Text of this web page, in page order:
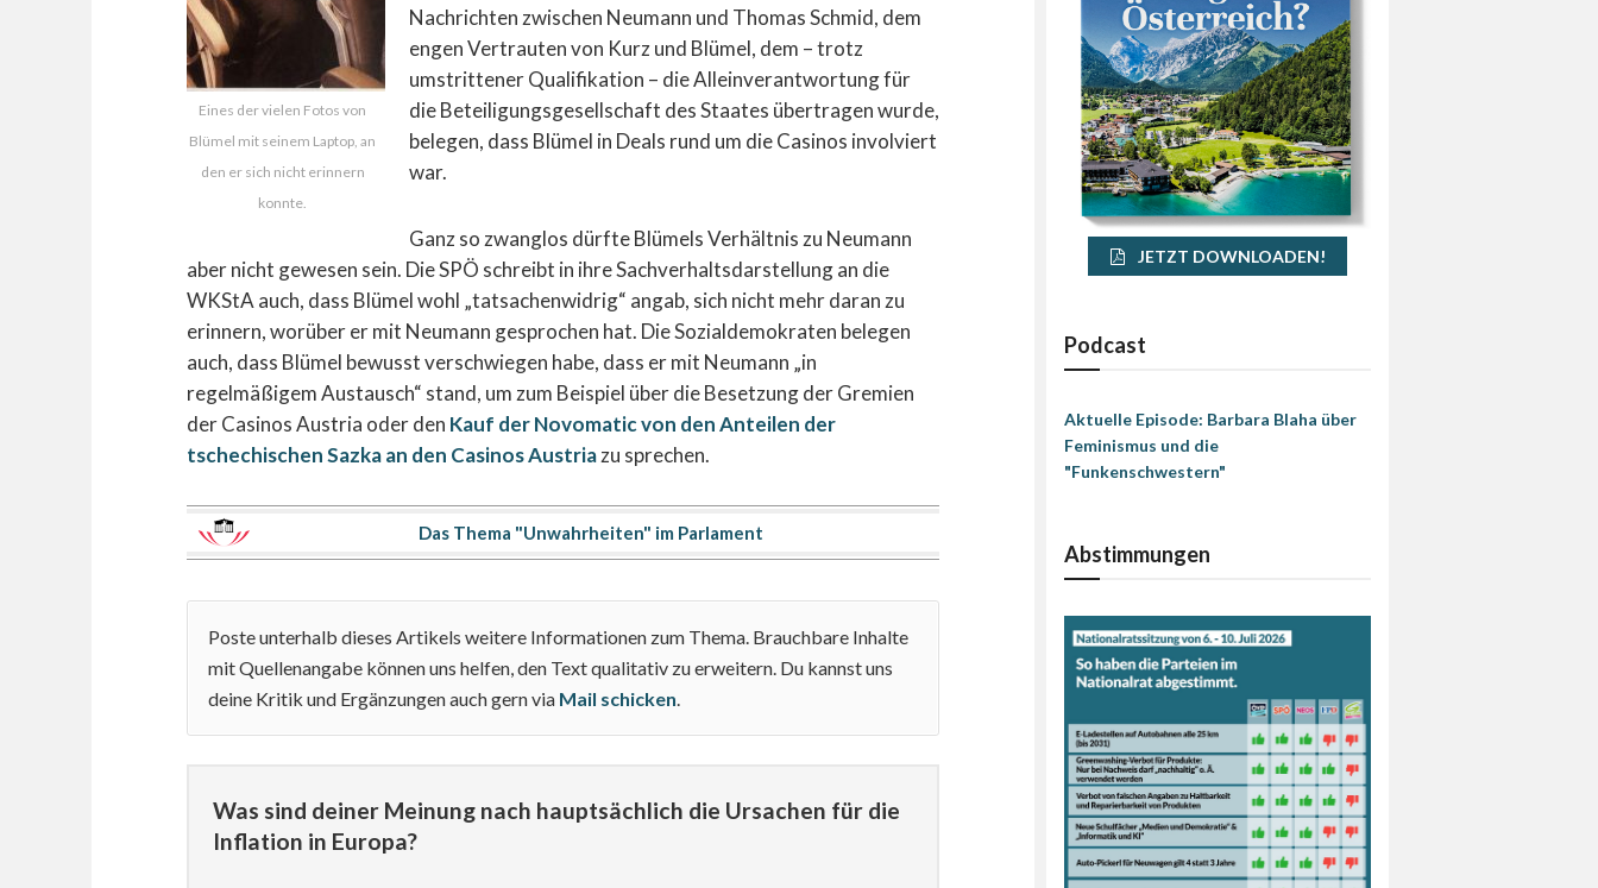
Eines der vielen Fotos von
Blümel mit seinem Laptop, an
den er sich nicht erinnern
konnte.
Nachrichten zwischen Neumann und Thomas Schmid, dem
engen Vertrauten von Kurz und Blümel, dem – trotz
umstrittener Qualifikation – die Alleinverantwortung für
die Beteiligungsgesellschaft des Staates übertragen wurde,
belegen, dass Blümel in Deals rund um die Casinos involviert
war.
Ganz so zwanglos dürfte Blümels Verhältnis zu Neumann
aber nicht gewesen sein. Die SPÖ schreibt in ihre Sachverhaltsdarstellung an die
WKStA auch, dass Blümel wohl „tatsachenwidrig“ angab, sich nicht mehr daran zu
erinnern, worüber er mit Neumann gesprochen hat. Die Sozialdemokraten belegen
auch, dass Blümel bewusst verschwiegen habe, dass er mit Neumann „in
regelmäßigem Austausch“ stand, um zum Beispiel über die Besetzung der Gremien
der Casinos Austria oder den Kauf der Novomatic von den Anteilen der
tschechischen Sazka an den Casinos Austriazu sprechen.
Das Thema "Unwahrheiten" im Parlament
Poste unterhalb dieses Artikels weitere Informationen zum Thema. Brauchbare Inhalte
mit Quellenangabe können uns helfen, den Text qualitativ zu erweitern. Du kannst uns
deine Kritik und Ergänzungen auch gern via Mail schicken.
Was sind deiner Meinung nach hauptsächlich die Ursachen für die
Inflation in Europa?
JETZT DOWNLOADEN!
Podcast
Aktuelle Episode: Barbara Blaha über
Feminismus und die
"Funkenschwestern"
Abstimmungen